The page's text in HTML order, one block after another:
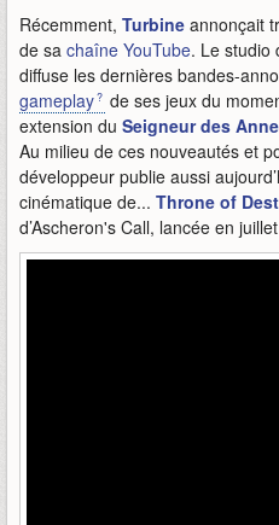
Récemment, Turbine annonçait
de sa chaîne YouTube. Le studio
diffuse les dernières bandes-
gameplay
de ses jeux du
extension du Seigneur des
Au milieu de ces nouveautés et
développeur publie aussi
cinématique de... Throne of
d’Ascheron's Call, lancée en